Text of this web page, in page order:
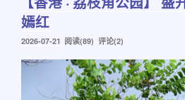
嫣红
发
于
2026-07-21 阅读(89) 评论(2)